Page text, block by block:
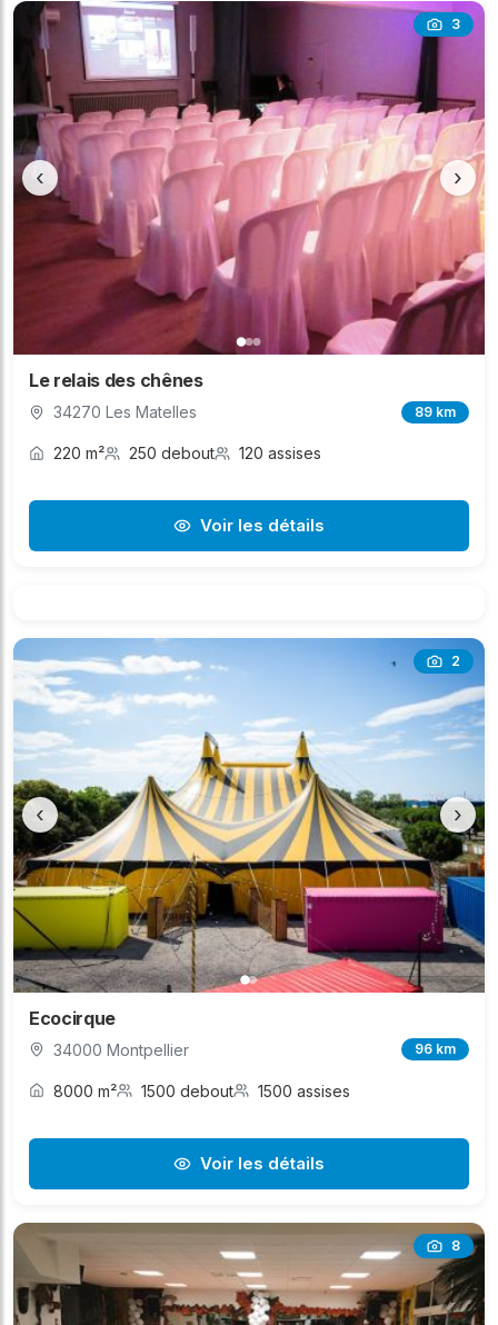
3
‹ ›
Le relais des chênes
34270 Les Matelles 89 km
220 m² 250 debout 120 assises
Voir les détails
2
‹ ›
Ecocirque
34000 Montpellier 96 km
8000 m² 1500 debout 1500 assises
Voir les détails
8